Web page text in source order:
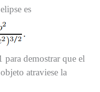
es
para demostrar que el
atraviese la